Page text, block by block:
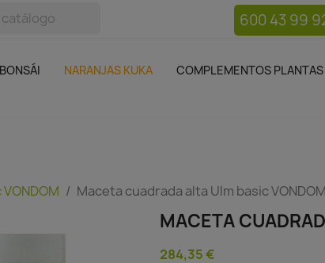
600 43 99
BONSÁI NARANJAS KUKA COMPLEMENTOS PLANTAS
Complementos plantas
Maceta cuadrada alta Ulm basic VONDOM
MACETA
284,35 €